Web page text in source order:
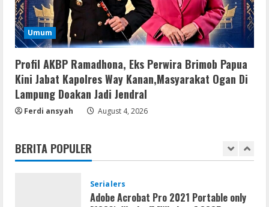
Umum
Profil AKBP Ramadhona, Eks Perwira Brimob Papua
Kini Jabat Kapolres Way Kanan,Masyarakat Ogan Di
Lampung Doakan Jadi Jendral
Ferdi ansyah August 4, 2026
BERITA POPULER
5
Serialers
FL Studio Portable + License Key
August 7, 2026
1
Umum
Kemarau Panjang Picu Kebakaran di
Serialers
Adobe Acrobat Pro 2021 Portable only